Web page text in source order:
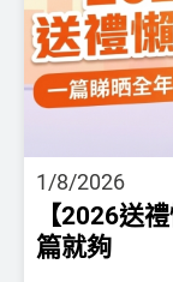
1/8/2026
【2026送
篇就夠